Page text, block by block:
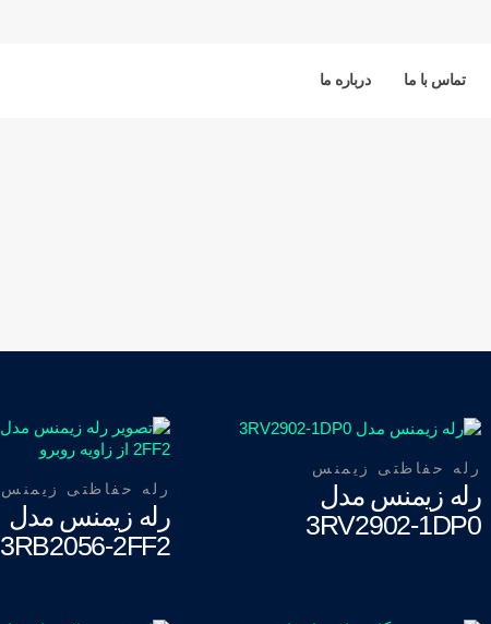
تماس با ما درباره ما
رله زیمنس مدل
3RV2902-1DP0
رله حفاظتی زیمنس
رله زیمنس مدل
3RB2056-2FF2
رله حفاظتی زیمنس